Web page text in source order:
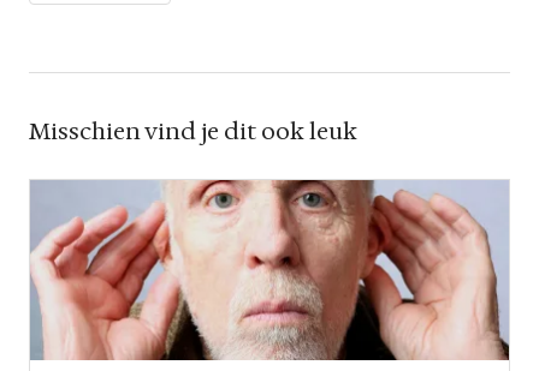
Misschien vind je dit ook leuk